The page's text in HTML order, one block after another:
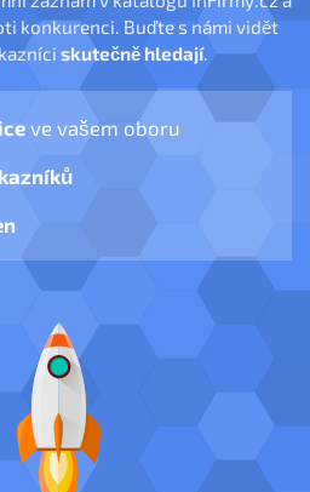
konkurenci. Buďte s námi vidět
skutečně hledají.
ve vašem oboru